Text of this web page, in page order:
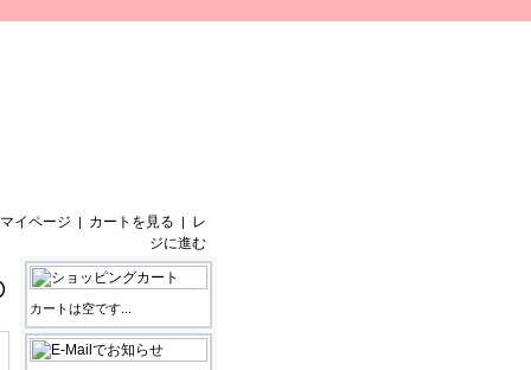
マイページ | カートを見る | レ
ジに進む
カートは空です...